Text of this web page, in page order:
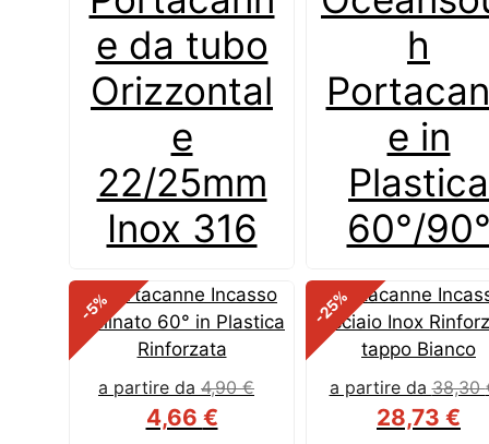
e da tubo
Orizzontal
e
22/25mm
Inox 316
era:
46,70 €.
è:
35,03 €.
h
e in
Plastica
60°/
-5
%
a partire da 4,90€
4,66 €
-25
%
a partire da38,30
28,73 €